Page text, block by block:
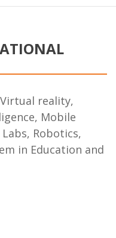
reality,
Mobile
Robotics,
in Education and